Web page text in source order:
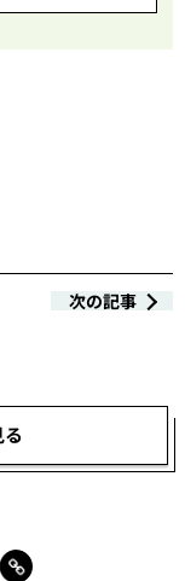
次の記事